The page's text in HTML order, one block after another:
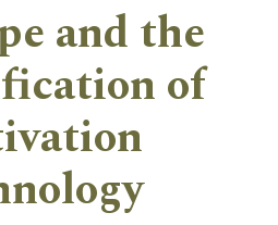
and the
of